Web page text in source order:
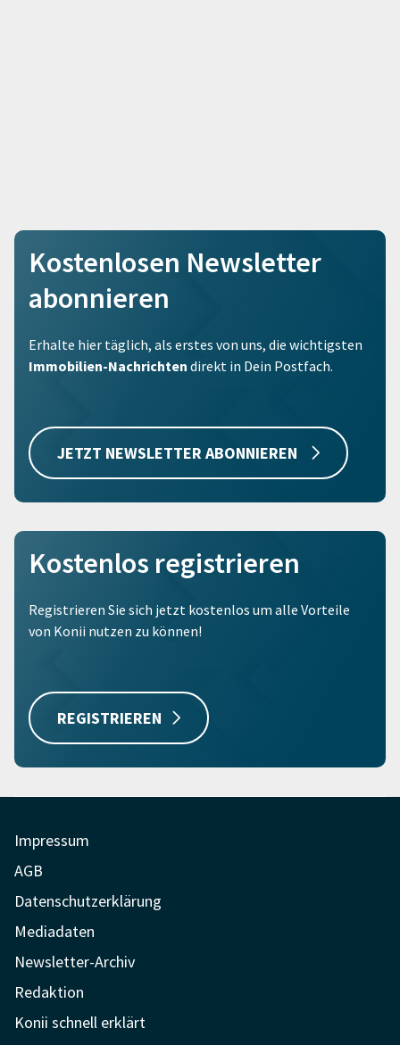
Kostenlosen Newsletter
abonnieren
Erhalte hier täglich, als erstes von uns, die wichtigsten
Immobilien-Nachrichten direkt in Dein Postfach.
JETZT NEWSLETTER ABONNIEREN
Kostenlos registrieren
Registrieren Sie sich jetzt kostenlos um alle Vorteile
von Konii nutzen zu können!
REGISTRIEREN
Impressum
AGB
Datenschutzerklärung
Mediadaten
Newsletter-Archiv
Redaktion
Konii schnell erklärt